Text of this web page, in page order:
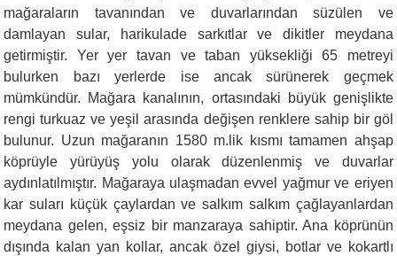
mağaraların tavanından ve duvarlarından süzülen ve
damlayan sular, harikulade sarkıtlar ve dikitler meydana
getirmiştir. Yer yer tavan ve taban yüksekliği 65 metreyi
bulurken bazı yerlerde ise ancak sürünerek geçmek
mümkündür. Mağara kanalının, ortasındaki büyük genişlikte
rengi turkuaz ve yeşil arasında değişen renklere sahip bir göl
bulunur. Uzun mağaranın 1580 m.lik kısmı tamamen ahşap
köprüyle yürüyüş yolu olarak düzenlenmiş ve duvarlar
aydınlatılmıştır. Mağaraya ulaşmadan evvel yağmur ve eriyen
kar suları küçük çaylardan ve salkım salkım çağlayanlardan
meydana gelen, eşsiz bir manzaraya sahiptir. Ana köprünün
dışında kalan yan kollar, ancak özel giysi, botlar ve kokartlı